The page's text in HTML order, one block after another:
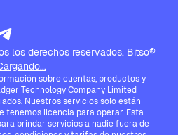
los derechos reservados. Bitso®
sobre cuentas, productos y
Technology Company Limited
Nuestros servicios solo están
tenemos licencia para operar. Esta
brindar servicios a nadie fuera de